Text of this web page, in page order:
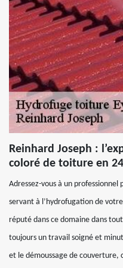
Reinhard Joseph :
coloré de toiture en
Adressez-vous à un
servant à l’hydrofugation de
réputé dans ce domaine dans
toujours un travail soigné et
et le démoussage de couverture,